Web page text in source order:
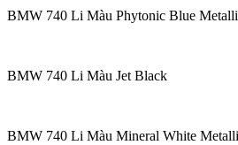
BMW 740 Li Màu Phytonic Blue
BMW 740 Li Màu Jet Black
BMW 740 Li Màu Mineral White